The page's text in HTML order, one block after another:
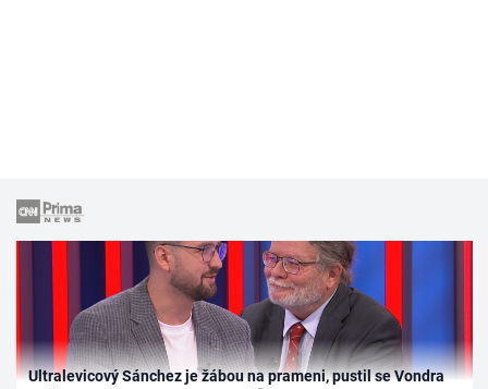
Ultralevicový Sánchez je žábou na prameni, pustil se Vondra